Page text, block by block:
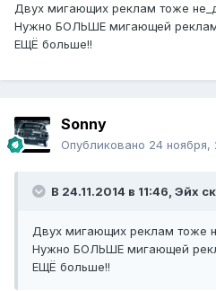
Двух мигающих реклам тоже
Нужно БОЛЬШЕ мигающей
ЕЩЁ больше!!
Sonny
Опубликовано 24 ноября,
В 24.11.2014 в 11:46, Эйх
Двух мигающих реклам тоже
Нужно БОЛЬШЕ мигающей
ЕЩЁ больше!!